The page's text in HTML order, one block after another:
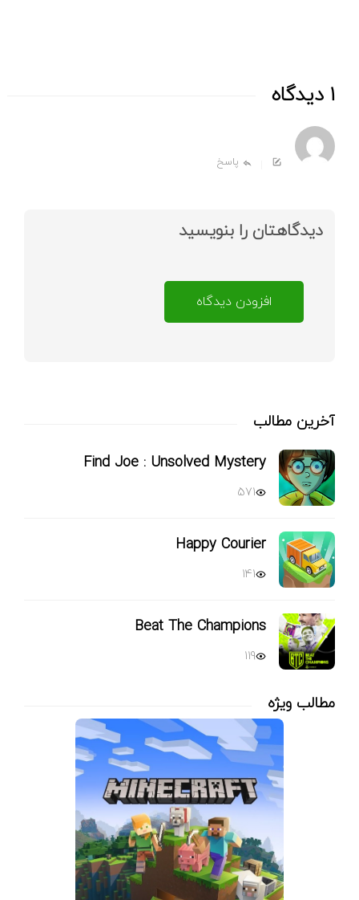
آخرین مطالب
Find Joe : Unsolved Mystery
571
Happy Courier
141
Beat The Champions
119
مطالب ویژه
1 دیدگاه
پاسخ
دیدگاهتان را بنویسید
افزودن دیدگاه